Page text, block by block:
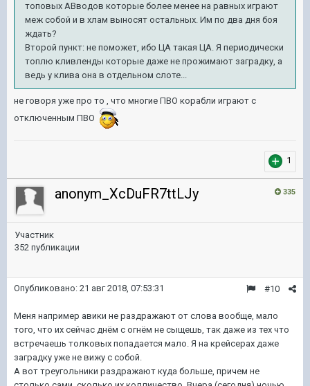
топовых АВводов которые более менее на равных играют
меж собой и в хлам выносят остальных. Им по два дня боя
ждать?
Второй пункт: не поможет, ибо ЦА такая ЦА. Я периодически
топлю кливленды которые даже не прожимают заградку, а
ведь у клива она в отдельном слоте...
не говоря уже про то , что многие ПВО корабли играют с
отключенным ПВО
1
335
anonym_XcDuFR7ttLJy
Участник
352 публикации
#10
Опубликовано: 21 авг 2018, 07:53:31
Меня например авики не раздражают от слова вообще, мало
того, что их сейчас днём с огнём не сыщешь, так даже из тех что
встречаешь толковых попадается мало. Я на крейсерах даже
заградку уже не вижу с собой.
А вот треугольники раздражают куда больше, причем не